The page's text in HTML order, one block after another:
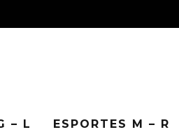
– L ESPORTES M – R